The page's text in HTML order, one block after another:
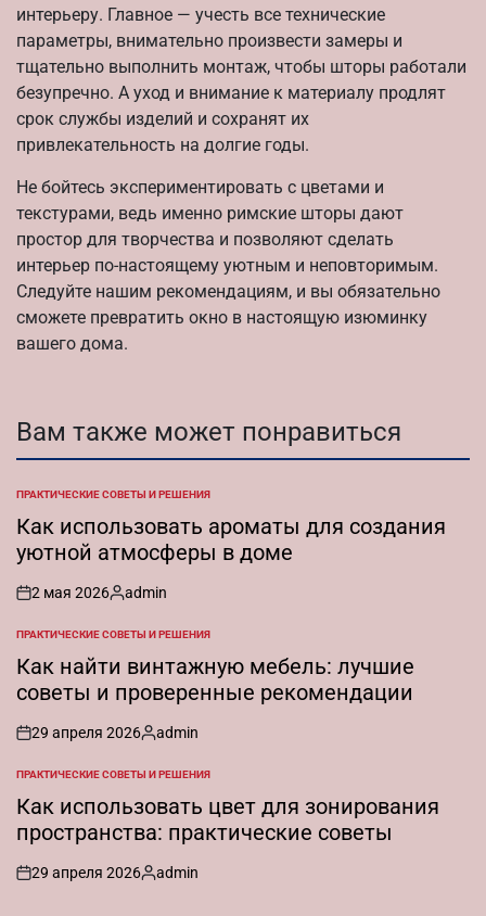
интерьеру. Главное — учесть все технические
параметры, внимательно произвести замеры и
тщательно выполнить монтаж, чтобы шторы работали
безупречно. А уход и внимание к материалу продлят
срок службы изделий и сохранят их
привлекательность на долгие годы.
Не бойтесь экспериментировать с цветами и
текстурами, ведь именно римские шторы дают
простор для творчества и позволяют сделать
интерьер по-настоящему уютным и неповторимым.
Следуйте нашим рекомендациям, и вы обязательно
сможете превратить окно в настоящую изюминку
вашего дома.
Вам также может понравиться
ОПУБЛИКОВАНО
В
ПРАКТИЧЕСКИЕ СОВЕТЫ И РЕШЕНИЯ
Как использовать ароматы для создания
уютной атмосферы в доме
on
2 мая 2026
Запись
admin
ОПУБЛИКОВАНО
В
ПРАКТИЧЕСКИЕ СОВЕТЫ И РЕШЕНИЯ
Как найти винтажную мебель: лучшие
советы и проверенные рекомендации
on
29 апреля 2026
Запись
admin
ОПУБЛИКОВАНО
В
ПРАКТИЧЕСКИЕ СОВЕТЫ И РЕШЕНИЯ
Как использовать цвет для зонирования
пространства: практические советы
on
29 апреля 2026
Запись
admin